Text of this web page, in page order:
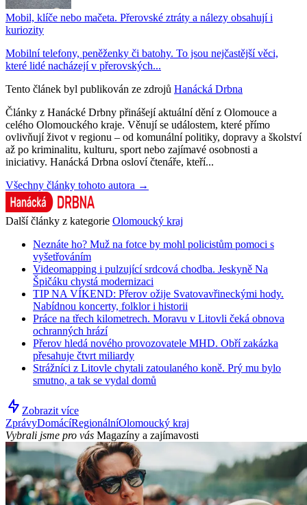
Mobil, klíče nebo mačeta. Přerovské ztráty a nálezy obsahují i
kuriozity
Mobilní telefony, peněženky či batohy. To jsou nejčastější věci,
které lidé nacházejí v přerovských...
Tento článek byl publikován ze zdrojů Hanácká Drbna
Články z Hanácké Drbny přinášejí aktuální dění z Olomouce a
celého Olomouckého kraje. Věnují se událostem, které přímo
ovlivňují život v regionu – od komunální politiky, dopravy a školství
až po kriminalitu, kulturu, sport nebo zajímavé osobnosti a
iniciativy. Hanácká Drbna osloví čtenáře, kteří...
Všechny články tohoto autora →
Další články z kategorie Olomoucký kraj
Neznáte ho? Muž na fotce by mohl policistům pomoci s
vyšetřováním
Videomapping i pulzující srdcová chodba. Jeskyně Na
Špičáku chystá modernizaci
TIP NA VÍKEND: Přerov ožije Svatovavřineckými hody.
Nabídnou koncerty, folklor i historii
Práce na třech kilometrech. Moravu v Litovli čeká obnova
ochranných hrází
Přerov hledá nového provozovatele MHD. Obří zakázka
přesahuje čtvrt miliardy
Strážníci z Litovle chytali zatoulaného koně. Prý mu bylo
smutno, a tak se vydal domů
Zobrazit více
ZprávyDomácíRegionálníOlomoucký kraj
Vybrali jsme pro vás Magazíny a zajímavosti